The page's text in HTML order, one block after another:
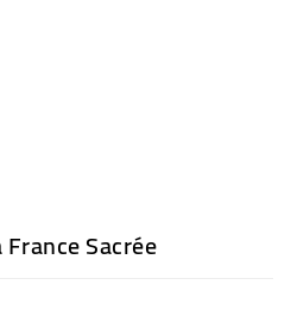
Sacrée